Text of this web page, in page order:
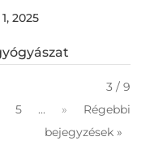
2025
3 / 9
5 ... »
Régebbi
bejegyzések »